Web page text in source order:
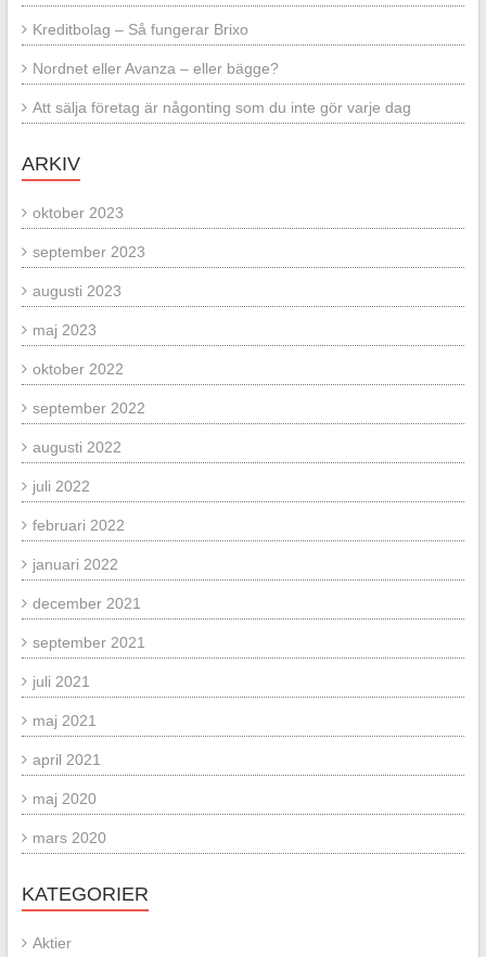
Kreditbolag – Så fungerar Brixo
Nordnet eller Avanza – eller bägge?
Att sälja företag är någonting som du inte gör varje dag
ARKIV
oktober 2023
september 2023
augusti 2023
maj 2023
oktober 2022
september 2022
augusti 2022
juli 2022
februari 2022
januari 2022
december 2021
september 2021
juli 2021
maj 2021
april 2021
maj 2020
mars 2020
KATEGORIER
Aktier